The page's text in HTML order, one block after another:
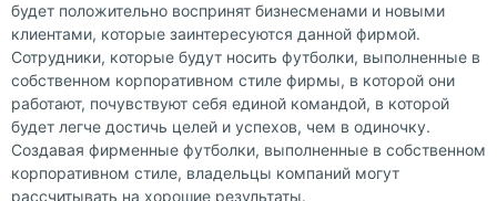
будет положительно воспринят бизнесменами и новыми
клиентами, которые заинтересуются данной фирмой.
Сотрудники, которые будут носить футболки, выполненные в
собственном корпоративном стиле фирмы, в которой они
работают, почувствуют себя единой командой, в которой
будет легче достичь целей и успехов, чем в одиночку.
Создавая фирменные футболки, выполненные в собственном
корпоративном стиле, владельцы компаний могут
рассчитывать на хорошие результаты.